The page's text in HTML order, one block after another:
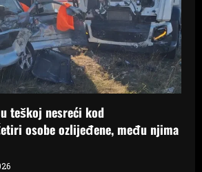
teškoj nesreći kod
osobe ozlijeđene, među njima